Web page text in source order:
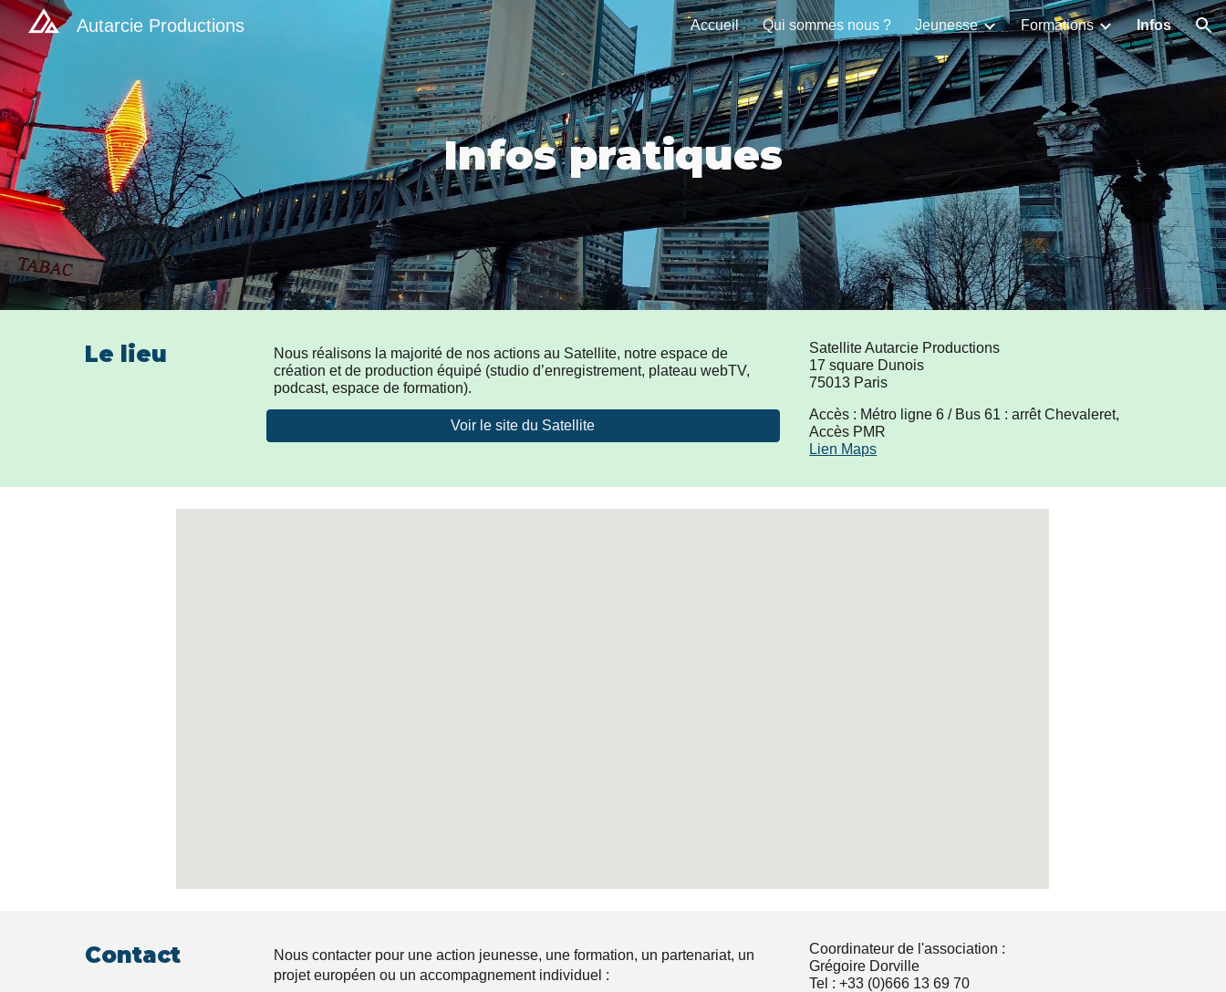
Skip to main content Skip to navigation
Autarcie Productions Accueil Qui sommes nous ? Jeunesse Formations Infos
Infos pratiques
Le lieu
Nous réalisons la majorité de nos actions au Satellite, notre espace de
création et de production équipé (studio d’enregistrement, plateau webTV,
podcast, espace de formation).
Voir le site du Satellite
Satellite Autarcie Productions
17 square Dunois
75013 Paris
Accès : Métro ligne 6 / Bus 61 : arrêtChevaleret,
Accès PMR
Lien Maps
Contact
Nous contacter pour une action jeunesse, une formation, un partenariat, un
projet européen ou un accompagnement individuel :
Coordinateur de l'association :
Grégoire Dorville
Tel : +33 (0)666 13 69 70